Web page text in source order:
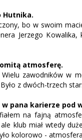
Hutnika.
bo w swoim
Jerzego
atmosferę.
zawodników w
z dwóch-trzech
w pana karierze pod
na fajną
klub miał wtedy
kolorowo -